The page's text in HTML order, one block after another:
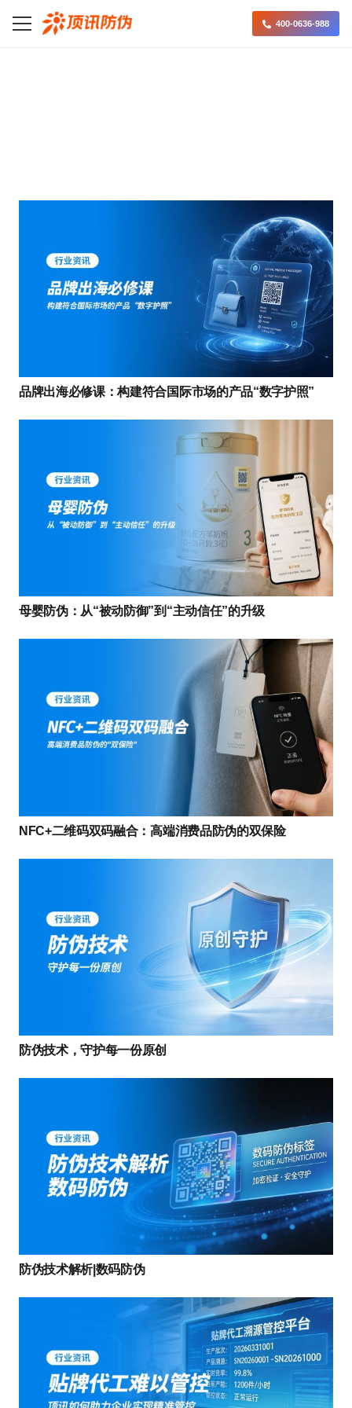
400-0636-988
品牌出海必修课：构建符合国际市场的产品“数字护照”
母婴防伪：从“被动防御”到“主动信任”的升级
NFC+二维码双码融合：高端消费品防伪的双保险
防伪技术，守护每一份原创
防伪技术解析|数码防伪